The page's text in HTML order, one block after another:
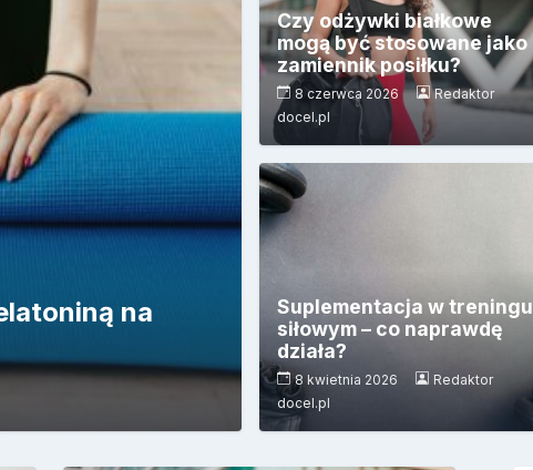
na
Czy odżywki białkowe
mogą być stosowane jako
zamiennik posiłku?
8 czerwca 2026
Redaktor
docel.pl
Suplementacja w treningu
siłowym – co naprawdę
działa?
8 kwietnia 2026
Redaktor
docel.pl